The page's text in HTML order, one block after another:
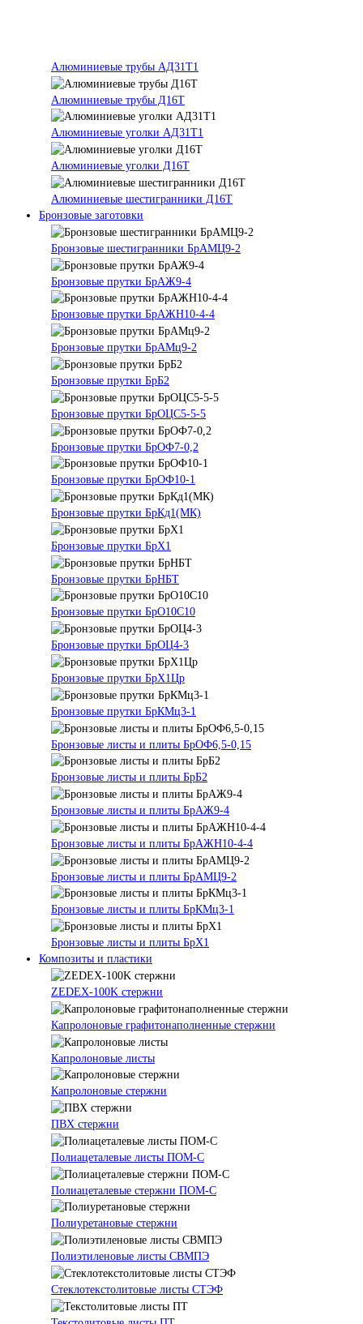
Алюминиевые трубы АД31Т1
Алюминиевые трубы Д16Т
Алюминиевые уголки АД31Т1
Алюминиевые уголки Д16Т
Алюминиевые шестигранники Д16Т
Бронзовые заготовки
Бронзовые шестигранники БрАМЦ9-2
Бронзовые прутки БрАЖ9-4
Бронзовые прутки БрАЖН10-4-4
Бронзовые прутки БрАМц9-2
Бронзовые прутки БрБ2
Бронзовые прутки БрОЦС5-5-5
Бронзовые прутки БрОФ7-0,2
Бронзовые прутки БрОФ10-1
Бронзовые прутки БрКд1(МК)
Бронзовые прутки БрХ1
Бронзовые прутки БрНБТ
Бронзовые прутки БрО10С10
Бронзовые прутки БрОЦ4-3
Бронзовые прутки БрХ1Цр
Бронзовые прутки БрКМц3-1
Бронзовые листы и плиты БрОФ6,5-0,15
Бронзовые листы и плиты БрБ2
Бронзовые листы и плиты БрАЖ9-4
Бронзовые листы и плиты БрАЖН10-4-4
Бронзовые листы и плиты БрАМЦ9-2
Бронзовые листы и плиты БрКМц3-1
Бронзовые листы и плиты БрХ1
Композиты и пластики
ZEDEX-100K стержни
Капролоновые графитонаполненные стержни
Капролоновые листы
Капролоновые стержни
ПВХ стержни
Полиацеталевые листы ПОМ-С
Полиацеталевые стержни ПОМ-С
Полиуретановые стержни
Полиэтиленовые листы СВМПЭ
Стеклотекстолитовые листы СТЭФ